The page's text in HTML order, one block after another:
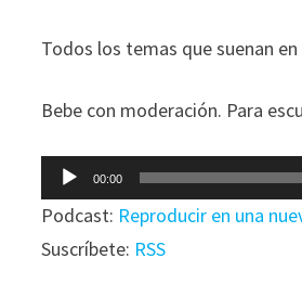
Todos los temas que suenan
Bebe con moderación. Para
Reproductor
de
audio
00:00
Podcast: Reproducir en una
Suscríbete: RSS